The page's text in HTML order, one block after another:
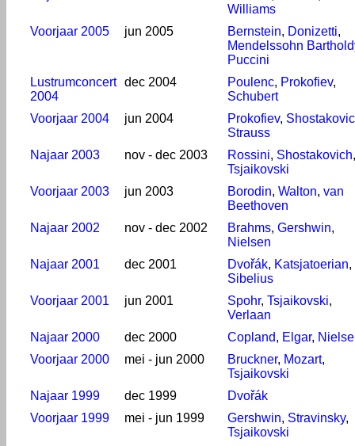
Williams
Voorjaar 2005
jun 2005 Bernstein, Donizetti,
Mendelssohn
Puccini
Lustrumconcert
2004
dec 2004 Poulenc, Prokofiev,
Schubert
Voorjaar 2004
jun 2004 Prokofiev,
Strauss
Najaar 2003
nov - dec 2003 Rossini, Shostakovich,
Tsjaikovski
Voorjaar 2003
jun 2003 Borodin, Walton, van
Beethoven
Najaar 2002
nov - dec 2002 Brahms, Gershwin,
Nielsen
Najaar 2001
dec 2001 Dvořák, Katsjatoerian,
Sibelius
Voorjaar 2001
jun 2001 Spohr, Tsjaikovski,
Verlaan
Najaar 2000
dec 2000 Copland, Elgar,
Voorjaar 2000
mei - jun 2000 Bruckner, Mozart,
Tsjaikovski
Najaar 1999
dec 1999
Dvořák
Voorjaar 1999
mei - jun 1999 Gershwin, Stravinsky,
Tsjaikovski